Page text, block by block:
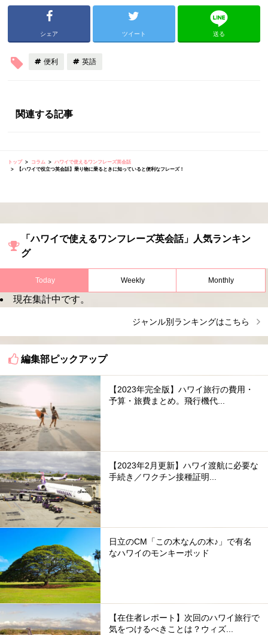
シェア ツイート 送る
便利 英語
関連する記事
トップ コラム
ハワイで使えるワンフレーズ英会話
【ハワイで役立つ英会話】乗り物に乗るときに知っていると便利なフレーズ！
「ハワイで使えるワンフレーズ英会話」人気ランキン
グ
Today Weekly Monthly
現在集計中です。
ジャンル別ランキングはこちら
編集部ピックアップ
【2023年完全版】ハワイ旅行の費用・
予算・旅費まとめ。飛行機代...
【2023年2月更新】ハワイ渡航に必要な
手続き／ワクチン接種証明...
日立のCM「この木なんの木♪」で有名
なハワイのモンキーポッド
【在住者レポート】次回のハワイ旅行で
気をつけるべきことは？ウィズ...